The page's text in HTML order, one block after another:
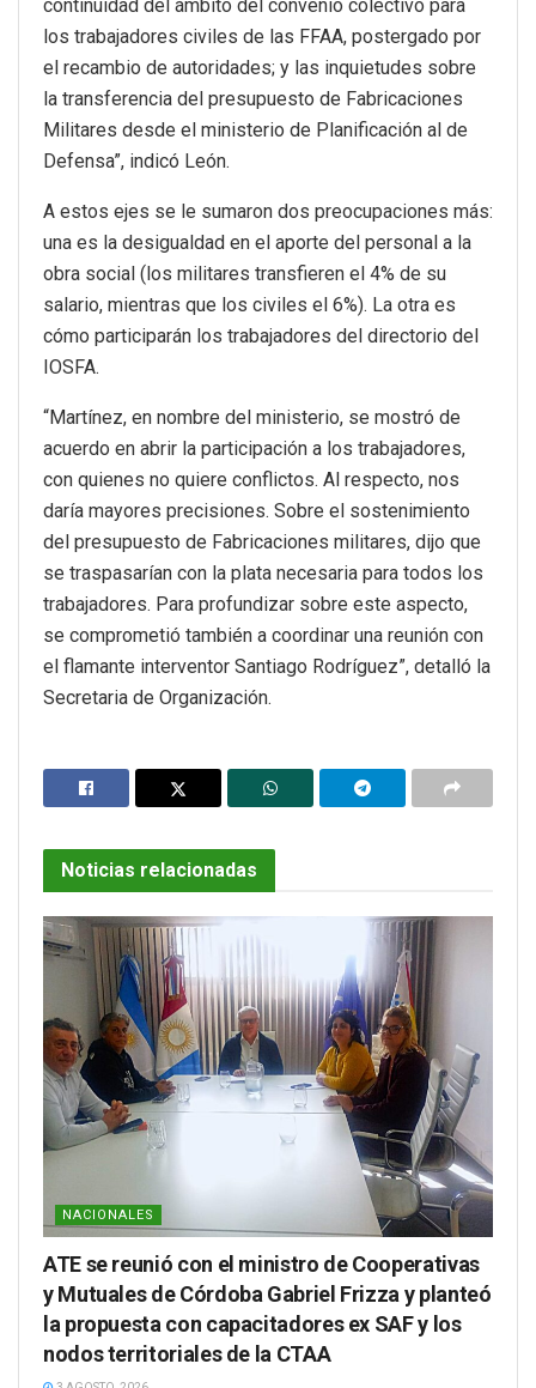
continuidad del ámbito del convenio colectivo para
los trabajadores civiles de las FFAA, postergado por
el recambio de autoridades; y las inquietudes sobre
la transferencia del presupuesto de Fabricaciones
Militares desde el ministerio de Planificación al de
Defensa”, indicó León.
A estos ejes se le sumaron dos preocupaciones más:
una es la desigualdad en el aporte del personal a la
obra social (los militares transfieren el 4% de su
salario, mientras que los civiles el 6%). La otra es
cómo participarán los trabajadores del directorio del
IOSFA.
“Martínez, en nombre del ministerio, se mostró de
acuerdo en abrir la participación a los trabajadores,
con quienes no quiere conflictos. Al respecto, nos
daría mayores precisiones. Sobre el sostenimiento
del presupuesto de Fabricaciones militares, dijo que
se traspasarían con la plata necesaria para todos los
trabajadores. Para profundizar sobre este aspecto,
se comprometió también a coordinar una reunión con
el flamante interventor Santiago Rodríguez”, detalló la
Secretaria de Organización.
Noticias relacionadas
NACIONALES
ATE se reunió con el ministro de Cooperativas
y Mutuales de Córdoba Gabriel Frizza y planteó
la propuesta con capacitadores ex SAF y los
nodos territoriales de la CTAA